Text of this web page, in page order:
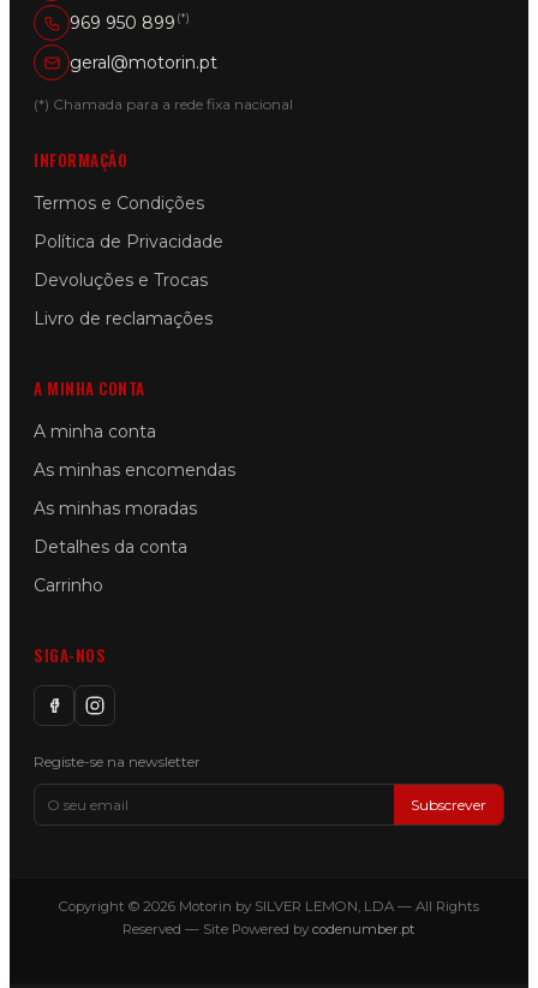
969 950 899 (*)
geral@motorin.pt
(*) Chamada para a rede fixa nacional
INFORMAÇÃO
Termos e Condições
Política de Privacidade
Devoluções e Trocas
Livro de reclamações
A MINHA CONTA
A minha conta
As minhas encomendas
As minhas moradas
Detalhes da conta
Carrinho
SIGA-NOS
Registe-se na newsletter
Subscrever
Copyright © 2026 Motorin by SILVER LEMON, LDA — All Rights
Reserved — Site Powered by codenumber.pt